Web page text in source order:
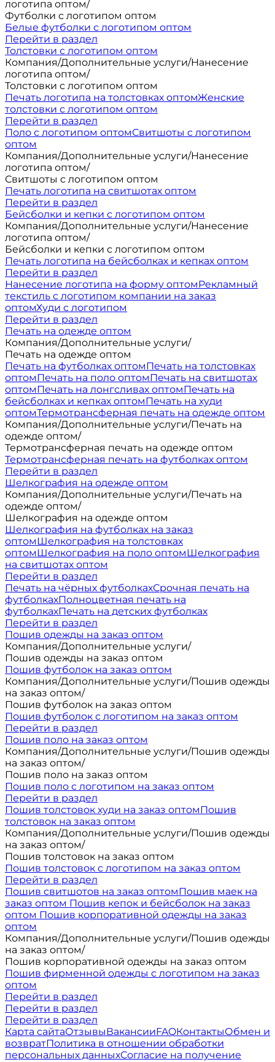
логотипа оптом/
Футболки с логотипом оптом
Белые футболки с логотипом оптом
Перейти в раздел
Толстовки с логотипом оптом
Компания/Дополнительные услуги/Нанесение
логотипа оптом/
Толстовки с логотипом оптом
Печать логотипа на толстовках оптомЖенские
толстовки с логотипом оптом
Перейти в раздел
Поло с логотипом оптомСвитшоты с логотипом
оптом
Компания/Дополнительные услуги/Нанесение
логотипа оптом/
Свитшоты с логотипом оптом
Печать логотипа на свитшотах оптом
Перейти в раздел
Бейсболки и кепки с логотипом оптом
Компания/Дополнительные услуги/Нанесение
логотипа оптом/
Бейсболки и кепки с логотипом оптом
Печать логотипа на бейсболках и кепках оптом
Перейти в раздел
Нанесение логотипа на форму оптомРекламный
текстиль с логотипом компании на заказ
оптомХуди с логотипом
Перейти в раздел
Печать на одежде оптом
Компания/Дополнительные услуги/
Печать на одежде оптом
Печать на футболках оптомПечать на толстовках
оптомПечать на поло оптомПечать на свитшотах
оптомПечать на лонгсливах оптомПечать на
бейсболках и кепках оптомПечать на худи
оптомТермотрансферная печать на одежде оптом
Компания/Дополнительные услуги/Печать на
одежде оптом/
Термотрансферная печать на одежде оптом
Термотрансферная печать на футболках оптом
Перейти в раздел
Шелкография на одежде оптом
Компания/Дополнительные услуги/Печать на
одежде оптом/
Шелкография на одежде оптом
Шелкография на футболках на заказ
оптомШелкография на толстовках
оптомШелкография на поло оптомШелкография
на свитшотах оптом
Перейти в раздел
Печать на чёрных футболкахСрочная печать на
футболкахПолноцветная печать на
футболкахПечать на детских футболках
Перейти в раздел
Пошив одежды на заказ оптом
Компания/Дополнительные услуги/
Пошив одежды на заказ оптом
Пошив футболок на заказ оптом
Компания/Дополнительные услуги/Пошив одежды
на заказ оптом/
Пошив футболок на заказ оптом
Пошив футболок с логотипом на заказ оптом
Перейти в раздел
Пошив поло на заказ оптом
Компания/Дополнительные услуги/Пошив одежды
на заказ оптом/
Пошив поло на заказ оптом
Пошив поло с логотипом на заказ оптом
Перейти в раздел
Пошив толстовок худи на заказ оптомПошив
толстовок на заказ оптом
Компания/Дополнительные услуги/Пошив одежды
на заказ оптом/
Пошив толстовок на заказ оптом
Пошив толстовок с логотипом на заказ оптом
Перейти в раздел
Пошив свитшотов на заказ оптомПошив маек на
заказ оптом Пошив кепок и бейсболок на заказ
оптом Пошив корпоративной одежды на заказ
оптом
Компания/Дополнительные услуги/Пошив одежды
на заказ оптом/
Пошив корпоративной одежды на заказ оптом
Пошив фирменной одежды с логотипом на заказ
оптом
Перейти в раздел
Перейти в раздел
Перейти в раздел
Карта сайтаОтзывыВакансииFAQКонтактыОбмен и
возвратПолитика в отношении обработки
персональных данныхСогласие на получение